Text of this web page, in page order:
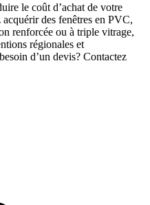
le coût d’achat de votre
des fenêtres en PVC,
renforcée ou à triple vitrage,
régionales et
d’un devis? Contactez